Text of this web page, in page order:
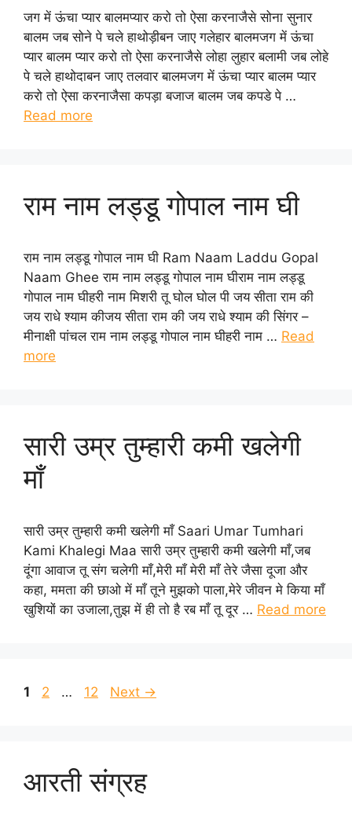
जग में ऊंचा प्यार बालमप्यार करो तो ऐसा करनाजैसे सोना सुनार
बालम जब सोने पे चले हाथोड़ीबन जाए गलेहार बालमजग में ऊंचा
प्यार बालम प्यार करो तो ऐसा करनाजैसे लोहा लुहार बलामी जब लोहे
पे चले हाथोदाबन जाए तलवार बालमजग में ऊंचा प्यार बालम प्यार
करो तो ऐसा करनाजैसा कपड़ा बजाज बालम जब कपडे पे …
Read more
राम नाम लड्डू गोपाल नाम घी
राम नाम लड्डू गोपाल नाम घी Ram Naam Laddu Gopal
Naam Ghee राम नाम लड्डू गोपाल नाम घीराम नाम लड्डू
गोपाल नाम घीहरी नाम मिशरी तू घोल घोल पी जय सीता राम की
जय राधे श्याम कीजय सीता राम की जय राधे श्याम की सिंगर –
मीनाक्षी पांचल राम नाम लड्डू गोपाल नाम घीहरी नाम … Read
more
सारी उम्र तुम्हारी कमी खलेगी
माँ
सारी उम्र तुम्हारी कमी खलेगी माँ Saari Umar Tumhari
Kami Khalegi Maa सारी उम्र तुम्हारी कमी खलेगी माँ,जब
दूंगा आवाज तू संग चलेगी माँ,मेरी माँ मेरी माँ तेरे जैसा दूजा और
कहा, ममता की छाओ में माँ तूने मुझको पाला,मेरे जीवन मे किया माँ
खुशियों का उजाला,तुझ में ही तो है रब माँ तू दूर … Read more
Page
1 Page
2 … Page
12 Next →
आरती संग्रह